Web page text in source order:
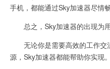
手机，都能通过Sky加速器尽情
总之，Sky加速器的出现为用
无论你是需要高效的工作交
源，Sky加速器都能帮助你实现。